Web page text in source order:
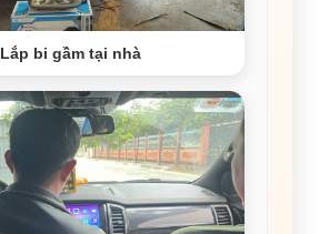
Lắp bi gầm tại nhà